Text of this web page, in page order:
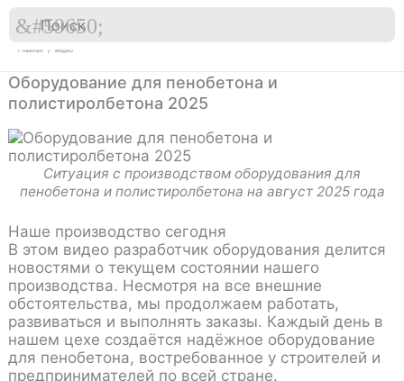
Перейти
содержимому
Главная Видео
Оборудование для пенобетона и
полистиролбетона 2025
Ситуация с производством оборудования для
пенобетона и полистиролбетона на август 2025 года
Наше производство сегодня
В этом видео разработчик оборудования делится
новостями о текущем состоянии нашего
производства. Несмотря на все внешние
обстоятельства, мы продолжаем работать,
развиваться и выполнять заказы. Каждый день в
нашем цехе создаётся надёжное оборудование
для пенобетона, востребованное у строителей и
предпринимателей по всей стране.